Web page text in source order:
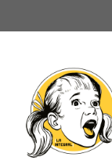
al